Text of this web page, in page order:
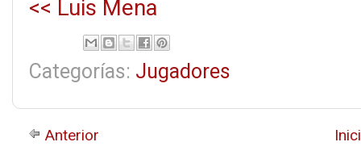
<< Luis Mena
Categorías: Jugadores
Anterior